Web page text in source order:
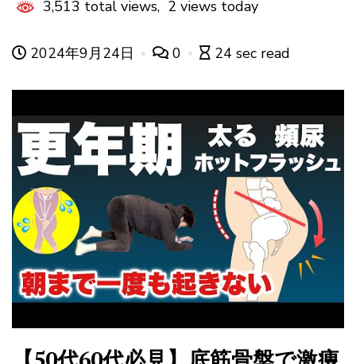
3,513 total views, 2 views today
2024年9月24日 0 24 sec read